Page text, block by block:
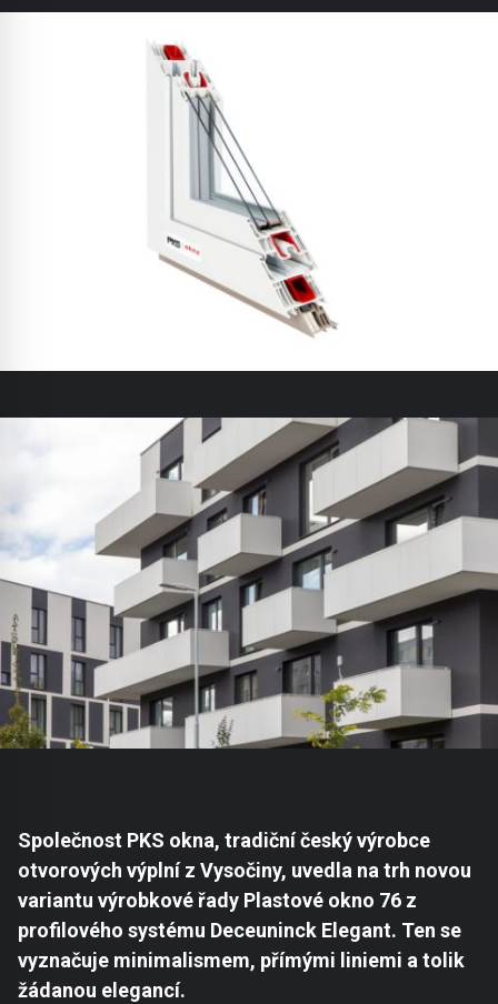
Společnost PKS okna, tradiční český výrobce
otvorových výplní z Vysočiny, uvedla na trh novou
variantu výrobkové řady Plastové okno 76 z
profilového systému Deceuninck Elegant. Ten se
vyznačuje minimalismem, přímými liniemi a tolik
žádanou elegancí.